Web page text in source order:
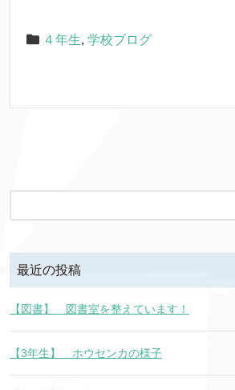
４年生, 学校ブログ
最近の投稿
【図書】 図書室を整えています！
【3年生】 ホウセンカの様子